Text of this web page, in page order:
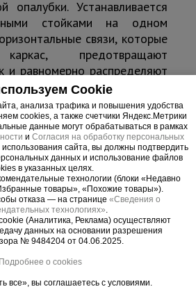
опалубки. Устанавливается
стойками на одном
связи, которые
каркас, предотвращают
и равномерно распределяют
и арматуры.
высокую прочность
На концах — фланцы с
замки, позволяющие
связь без
покрытие надёжно
и царапин при работе на
любой толщины в
и промышленном
Cookie
анализа трафика и повышения удобства
cookies, а также счетчики Яндекс.Метрики
данные могут обрабатываться в рамках
и Согласия на обработку персональных
сайта, вы должны подтвердить
данных и использование файлов
в указанных целях.
технологии (блоки «Недавно
товары», «Похожие товары»).
отказа — на странице «Сведения о
технологиях».
(Аналитика, Реклама) осуществляют
данных на основании разрешения
№ 9484204 от 04.06.2025.
Подробнее о cookies
все», вы соглашаетесь с условиями.